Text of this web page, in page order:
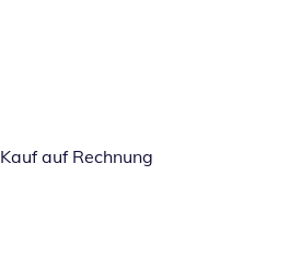
Kauf auf Rechnung